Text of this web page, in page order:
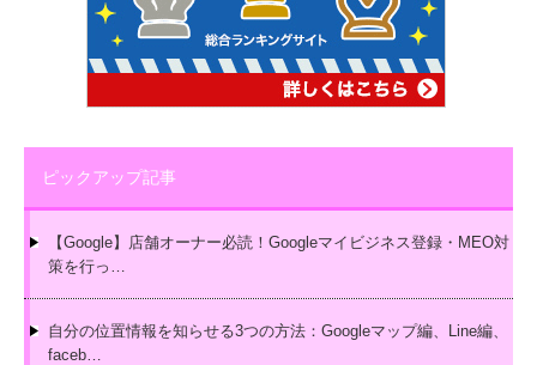
ピックアップ記事
【Google】店舗オーナー必読！Googleマイビジネス登録・MEO対
策を行っ…
自分の位置情報を知らせる3つの方法：Googleマップ編、Line編、
faceb…